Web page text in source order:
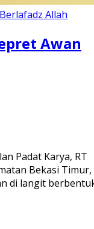
Awan
Padat Karya, RT
Bekasi Timur,
di langit